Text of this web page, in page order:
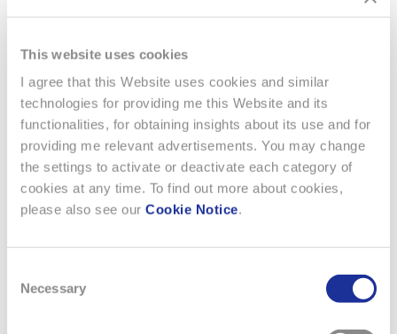
This website uses cookies
I agree that this Website uses cookies and similar
technologies for providing me this Website and its
functionalities, for obtaining insights about its use and for
providing me relevant advertisements. You may change
the settings to activate or deactivate each category of
cookies at any time. To find out more about cookies,
please also see our Cookie Notice.
Selection
Necessary